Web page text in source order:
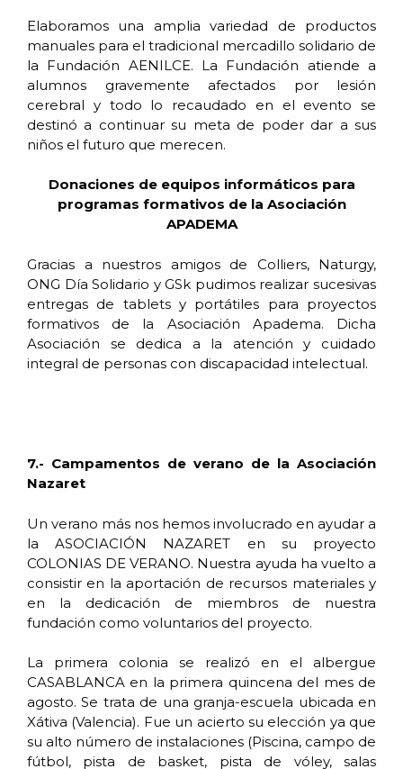
Elaboramos una amplia variedad de productos
manuales para el tradicional mercadillo solidario de
la Fundación AENILCE. La Fundación atiende a
alumnos gravemente afectados por lesión
cerebral y todo lo recaudado en el evento se
destinó a continuar su meta de poder dar a sus
niños el futuro que merecen.
Donaciones de equipos informáticos para
programas formativos de la Asociación
APADEMA
Gracias a nuestros amigos de Colliers, Naturgy,
ONG Día Solidario y GSk pudimos realizar sucesivas
entregas de tablets y portátiles para proyectos
formativos de la Asociación Apadema. Dicha
Asociación se dedica a la atención y cuidado
integral de personas con discapacidad intelectual.
7.- Campamentos de verano de la Asociación
Nazaret
Un verano más nos hemos involucrado en ayudar a
la ASOCIACIÓN NAZARET en su proyecto
COLONIAS DE VERANO. Nuestra ayuda ha vuelto a
consistir en la aportación de recursos materiales y
en la dedicación de miembros de nuestra
fundación como voluntarios del proyecto.
La primera colonia se realizó en el albergue
CASABLANCA en la primera quincena del mes de
agosto. Se trata de una granja-escuela ubicada en
Xátiva (Valencia). Fue un acierto su elección ya que
su alto número de instalaciones (Piscina, campo de
fútbol, pista de basket, pista de vóley, salas